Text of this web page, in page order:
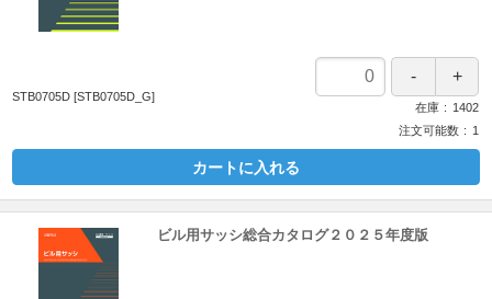
STB0705D [STB0705D_G]
在庫
1402
注文可能数
1
カートに入れる
ビル用サッシ総合カタログ２０２５年度版